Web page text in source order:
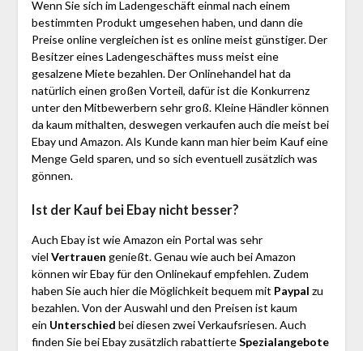
Wenn Sie sich im Ladengeschäft einmal nach einem
bestimmten Produkt umgesehen haben, und dann die
Preise online vergleichen ist es online meist günstiger. Der
Besitzer eines Ladengeschäftes muss meist eine
gesalzene Miete bezahlen. Der Onlinehandel hat da
natürlich einen großen Vorteil, dafür ist die Konkurrenz
unter den Mitbewerbern sehr groß. Kleine Händler können
da kaum mithalten, deswegen verkaufen auch die meist bei
Ebay und Amazon. Als Kunde kann man hier beim Kauf eine
Menge Geld sparen, und so sich eventuell zusätzlich was
gönnen.
Ist der Kauf bei Ebay nicht besser?
Auch Ebay ist wie Amazon ein Portal was sehr
viel Vertrauen genießt. Genau wie auch bei Amazon
können wir Ebay für den Onlinekauf empfehlen. Zudem
haben Sie auch hier die Möglichkeit bequem mit Paypal zu
bezahlen. Von der Auswahl und den Preisen ist kaum
ein Unterschied bei diesen zwei Verkaufsriesen. Auch
finden Sie bei Ebay zusätzlich rabattierteSpezialangebote